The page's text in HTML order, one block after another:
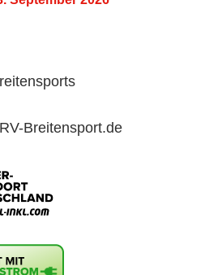
Breitensport.de